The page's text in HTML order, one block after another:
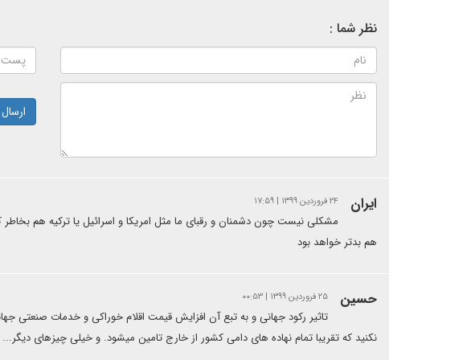
نظر شما :
ایران ۲۴ فروردین ۱۳۹۹ | ۱۷:۵۹
مشکلی نیست چون دشمنان و رقبای ما مثل امریکا و اسرائیل یا ترکیه هم
هم بدتر خواهد بود
حسین ۲۵ فروردین ۱۳۹۹ | ۰۰:۵۳
تاثیر رکود جهانی و به تبع آن افزایش قیمت اقلام خوراکی و خدمات صنعتی
نکنید که تقریبا تمام نهاده های دامی کشور از خارج تامین میشود. و خیلی چیزهای دیگر...